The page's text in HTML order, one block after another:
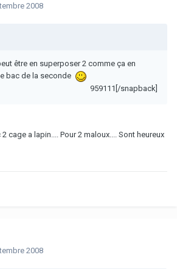
2008
être en superposer 2 comme ça en
bac de la seconde
959111[/snapback]
cage a lapin.... Pour 2 maloux.... Sont heureux
2008